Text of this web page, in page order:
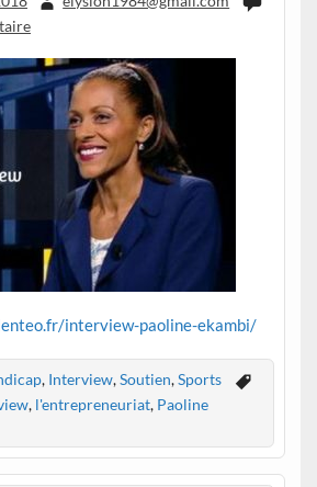
interview-paoline-ekambi/
, Interview,Soutien,Sports
, l'entrepreneuriat, Paoline